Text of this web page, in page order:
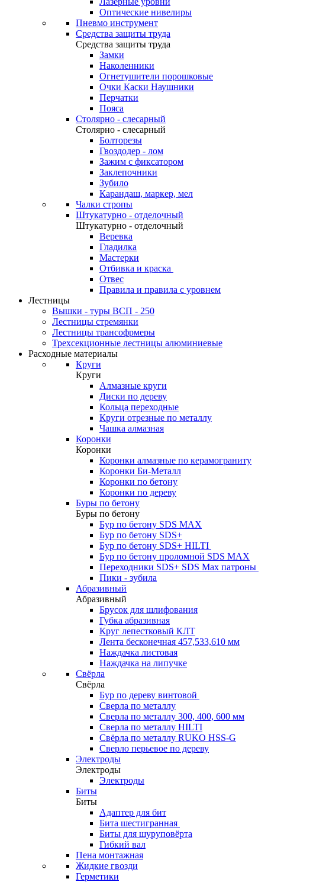
Оптические нивелиры
Пневмо инструмент
Средства защиты труда
Средства защиты труда
Замки
Наколенники
Огнетушители порошковые
Очки Каски Наушники
Перчатки
Пояса
Столярно - слесарный
Столярно - слесарный
Болторезы
Гвоздодер - лом
Зажим с фиксатором
Заклепочники
Зубило
Карандаш, маркер, мел
Чалки стропы
Штукатурно - отделочный
Штукатурно - отделочный
Веревка
Гладилка
Мастерки
Отбивка и краска
Отвес
Правила и правила с уровнем
Лестницы
Вышки - туры ВСП - 250
Лестницы стремянки
Лестницы трансофрмеры
Трехсекционные лестницы алюминиевые
Расходные материалы
Круги
Круги
Алмазные круги
Диски по дереву
Кольца переходные
Круги отрезные по металлу
Чашка алмазная
Коронки
Коронки
Коронки алмазные по керамограниту
Коронки Би-Металл
Коронки по бетону
Коронки по дереву
Буры по бетону
Буры по бетону
Бур по бетону SDS MAX
Бур по бетону SDS+
Бур по бетону SDS+ HILTI
Бур по бетону проломной SDS MAX
Переходники SDS+ SDS Max патроны
Пики - зубила
Абразивный
Абразивный
Брусок для шлифования
Губка абразивная
Круг лепестковый КЛТ
Лента бесконечная 457,533,610 мм
Наждачка листовая
Наждачка на липучке
Свёрла
Свёрла
Бур по дереву винтовой
Сверла по металлу
Сверла по металлу 300, 400, 600 мм
Сверла по металлу HILTI
Свёрла по металлу RUKO HSS-G
Сверло перьевое по дереву
Электроды
Электроды
Электроды
Биты
Биты
Адаптер для бит
Бита шестигранная
Биты для шуруповёрта
Гибкий вал
Пена монтажная
Жидкие гвозди
Герметики